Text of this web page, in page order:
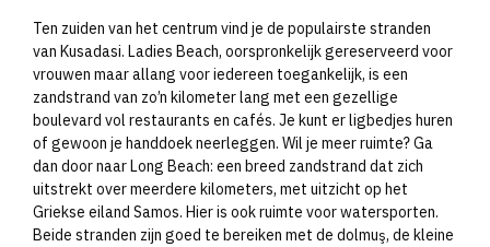
Ten zuiden van het centrum vind je de populairste stranden
van Kusadasi. Ladies Beach, oorspronkelijk gereserveerd voor
vrouwen maar allang voor iedereen toegankelijk, is een
zandstrand van zo’n kilometer lang met een gezellige
boulevard vol restaurants en cafés. Je kunt er ligbedjes huren
of gewoon je handdoek neerleggen. Wil je meer ruimte? Ga
dan door naar Long Beach: een breed zandstrand dat zich
uitstrekt over meerdere kilometers, met uitzicht op het
Griekse eiland Samos. Hier is ook ruimte voor watersporten.
Beide stranden zijn goed te bereiken met de dolmuş, de kleine